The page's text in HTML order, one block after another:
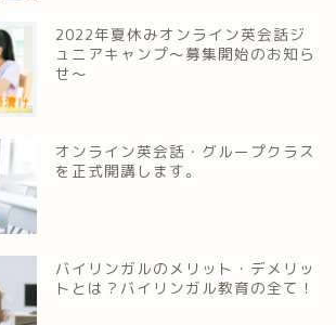
2022年夏休みオンライン英会話ジ
ュニアキャンプ～募集開始のお知ら
せ～
オンライン英会話・グループクラス
を正式開講します。
バイリンガルのメリット・デメリッ
トとは？バイリンガル教育の全て！